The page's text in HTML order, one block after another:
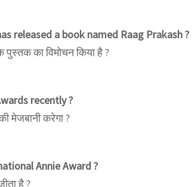
released a book named Raag Prakash ?
पुस्तक का विमोचन किया है ?
recently ?
मेजबानी करेगा ?
Annie Award ?
है ?